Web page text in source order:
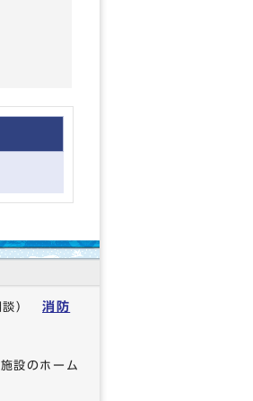
談）消防
設のホーム